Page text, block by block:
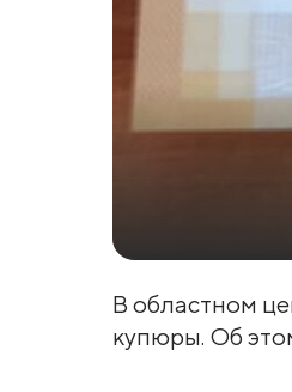
В областном
купюры. Об